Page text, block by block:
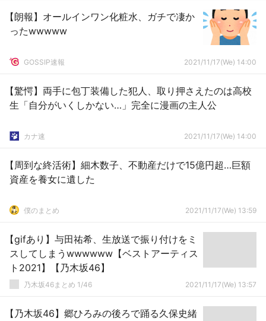
【朗報】オールインワン化粧水、ガチで凄か
ったwwwww
GOSSIP速報 2021/11/17(We) 14:00
【驚愕】両手に包丁装備した犯人、取り押さえたのは高校
生「自分がいくしかない…」完全に漫画の主人公
カナ速 2021/11/17(We) 14:00
【周到な終活術】細木数子、不動産だけで15億円超…巨額
資産を養女に遺した
僕のまとめ 2021/11/17(We) 13:59
【gifあり】与田祐希、生放送で振り付けをミ
スしてしまうwwwwww【ベストアーティス
ト2021】【乃木坂46】
乃木坂46まとめ 1/46 2021/11/17(We) 13:57
【乃木坂46】郷ひろみの後ろで踊る久保史緒